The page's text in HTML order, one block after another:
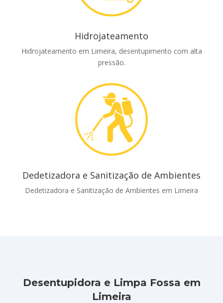
Hidrojateamento
Hidrojateamento em Limeira, desentupimento com alta
pressão.
Dedetizadora e Sanitização de Ambientes
Dedetizadora e Sanitização de Ambientes em Limeira
Desentupidora e Limpa Fossa em
Limeira